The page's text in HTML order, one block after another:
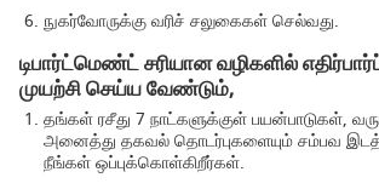
நுகர்வோருக்கு வரிச் சலுகைகள் செல்வது.
டிபார்ட்மெண்ட் சரியான வழிகளில்
முயற்சி செய்ய வேண்டும்,
தங்கள் ரசீது 7 நாட்களுக்குள் பயன்பாடுகள்,
அனைத்து தகவல் தொடர்புகளையும் சம்பவ
நீங்கள் ஒப்புக்கொள்கிறீர்கள்.